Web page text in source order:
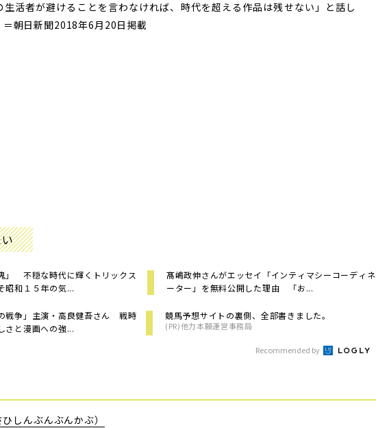
生活者が避けることを言わなければ、時代を超える作品は残せない」と話し
＝朝日新聞2018年6月20日掲載
」 不穏な時代に輝くトリックス
和１５年の気...
髙嶋政伸さんがエッセイ「インティマシーコーディネ
ーター」を無料公開した理由 「お...
戦争」主演・高良健吾さん 戦時
さと漫画への強...
競馬予想サイトの裏側、全部書きました。
(PR)他力本願運営事務局
Recommended by
しんぶんぶんかぶ）